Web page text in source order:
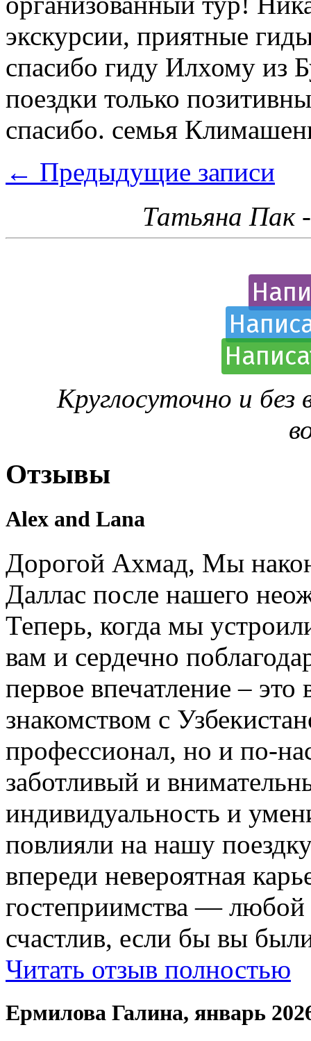
экскурсии, приятные
спасибо гиду Илхому из
поездки только
спасибо. семья
← Предыдущие записи
Татьяна Пак
Круглосуточно и
Отзывы
Alex and Lana
Дорогой Ахмад, Мы
Даллас после нашего
Теперь, когда мы
вам и сердечно
первое впечатление –
знакомством с
профессионал, но и по-
заботливый и
индивидуальность и
повлияли на нашу
впереди невероятная
гостеприимства —
счастлив, если бы вы
Читать отзыв полностью
Ермилова Галина, январь